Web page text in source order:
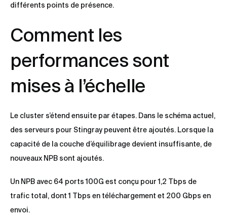
différents points de présence.
Comment les
performances sont
mises à l’échelle
Le cluster s’étend ensuite par étapes. Dans le schéma actuel,
des serveurs pour Stingray peuvent être ajoutés. Lorsque la
capacité de la couche d’équilibrage devient insuffisante, de
nouveaux NPB sont ajoutés.
Un NPB avec 64 ports 100G est conçu pour 1,2 Tbps de
trafic total, dont 1 Tbps en téléchargement et 200 Gbps en
envoi.